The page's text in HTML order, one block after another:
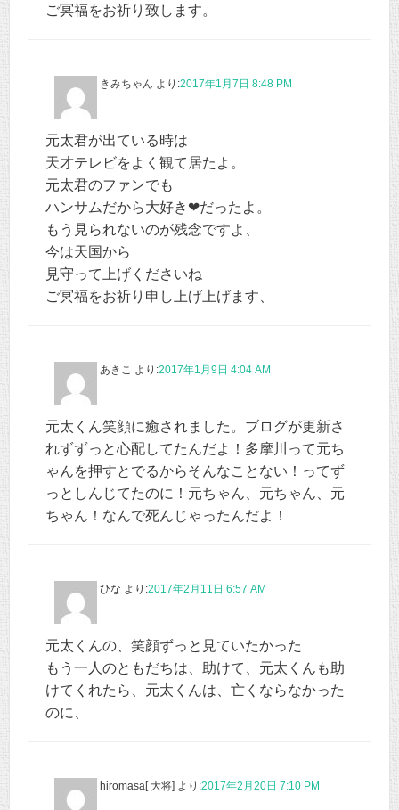
ご冥福をお祈り致します。
きみちゃん より:2017年1月7日 8:48 PM
元太君が出ている時は
天才テレビをよく観て居たよ。
元太君のファンでも
ハンサムだから大好き❤だったよ。
もう見られないのが残念ですよ、
今は天国から
見守って上げくださいね
ご冥福をお祈り申し上げ上げます、
あきこ より:2017年1月9日 4:04 AM
元太くん笑顔に癒されました。ブログが更新さ
れずずっと心配してたんだよ！多摩川って元ち
ゃんを押すとでるからそんなことない！ってず
っとしんじてたのに！元ちゃん、元ちゃん、元
ちゃん！なんで死んじゃったんだよ！
ひな より:2017年2月11日 6:57 AM
元太くんの、笑顔ずっと見ていたかった
もう一人のともだちは、助けて、元太くんも助
けてくれたら、元太くんは、亡くならなかった
のに、
hiromasa[ 大将] より:2017年2月20日 7:10 PM